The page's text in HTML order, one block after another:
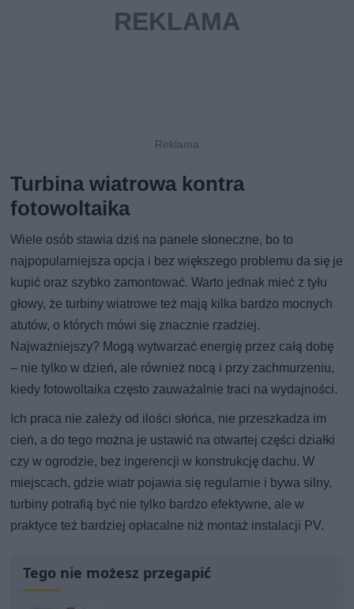
Turbina wiatrowa kontra
fotowoltaika
Wiele osób stawia dziś na panele słoneczne, bo to
najpopularniejsza opcja i bez większego problemu da się je
kupić oraz szybko zamontować. Warto jednak mieć z tyłu
głowy, że turbiny wiatrowe też mają kilka bardzo mocnych
atutów, o których mówi się znacznie rzadziej.
Najważniejszy? Mogą wytwarzać energię przez całą dobę
– nie tylko w dzień, ale również nocą i przy zachmurzeniu,
kiedy fotowoltaika często zauważalnie traci na wydajności.
Ich praca nie zależy od ilości słońca, nie przeszkadza im
cień, a do tego można je ustawić na otwartej części działki
czy w ogrodzie, bez ingerencji w konstrukcję dachu. W
miejscach, gdzie wiatr pojawia się regularnie i bywa silny,
turbiny potrafią być nie tylko bardzo efektywne, ale w
praktyce też bardziej opłacalne niż montaż instalacji PV.
Tego nie możesz przegapić